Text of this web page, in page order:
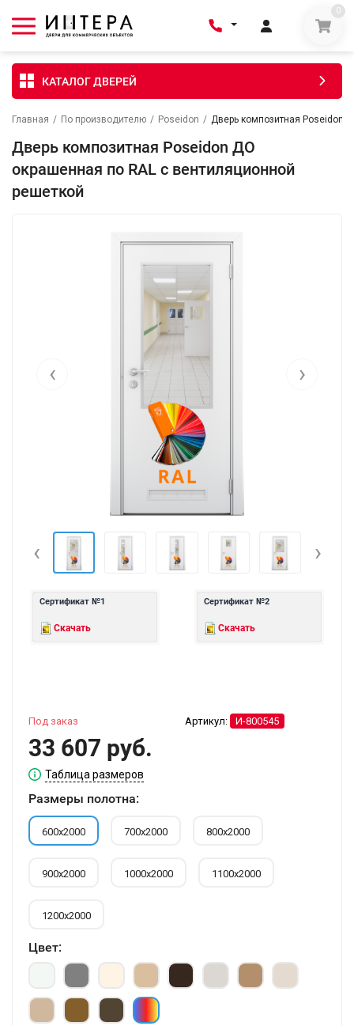
0
КАТАЛОГ ДВЕРЕЙ
Главная / По производителю / Poseidon / Дверь композитная Poseidon
Дверь композитная Poseidon ДО
окрашенная по RAL с вентиляционной
решеткой
‹ ›
‹ ›
Сертификат №1
Скачать
Сертификат №2
Скачать
Артикул: И-800545
Под заказ
33 607 руб.
Таблица размеров
Размеры полотна:
600х2000 700х2000 800х2000
900х2000 1000х2000 1100х2000
1200х2000
Цвет: